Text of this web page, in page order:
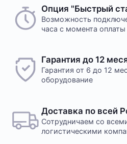
Опция "Быстрый
Возможность
часа с момента оплаты
Гарантия до 12
Гарантия от 6 до 12
оборудование
Доставка по всей
Сотрудничаем со
логистическими